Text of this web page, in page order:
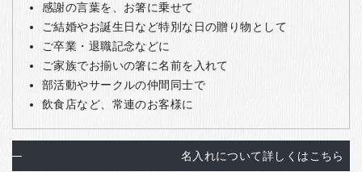
感謝の言葉を、お箸に乗せて
ご結婚やお誕生日など特別な日の贈り物として
ご卒業・退職記念などに
ご家族でお揃いの箸に名前を入れて
部活動やサークルの仲間同士で
飲食店など、常連のお客様に
名入れについて詳しくはこちら